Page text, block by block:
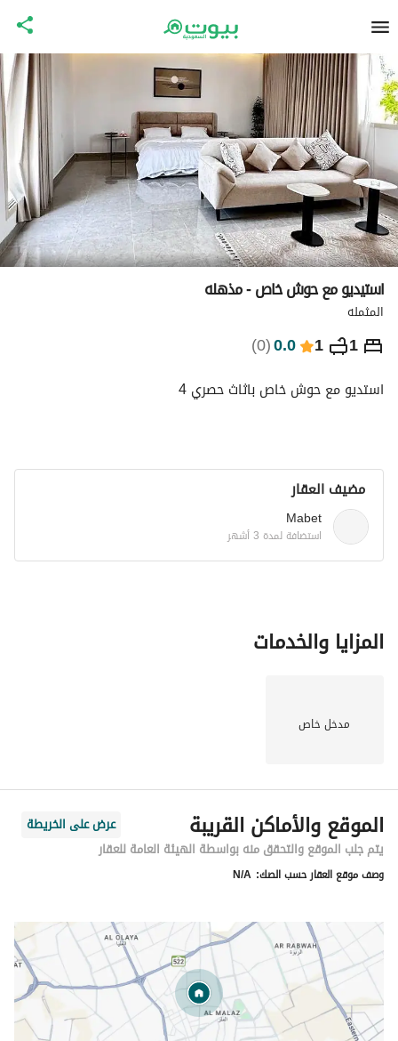
استيديو مع حوش خاص - مذهله
المثمله
1
1
0.0
(
0
) ⃁
269 ليلة
التفاصيل الاماكن القريبة
استديو مع حوش خاص باثاث حصري 4
مضيف العقار
Mabet
استضافة لمدة 3 أشهر
المزايا والخدمات
مدخل خاص
الموقع والأماكن القريبة
عرض على الخريطة
يتم جلب الموقع والتحقق منه بواسطة الهيئة العامة للعقار
وصف موقع العقار حسب الصك: N/A